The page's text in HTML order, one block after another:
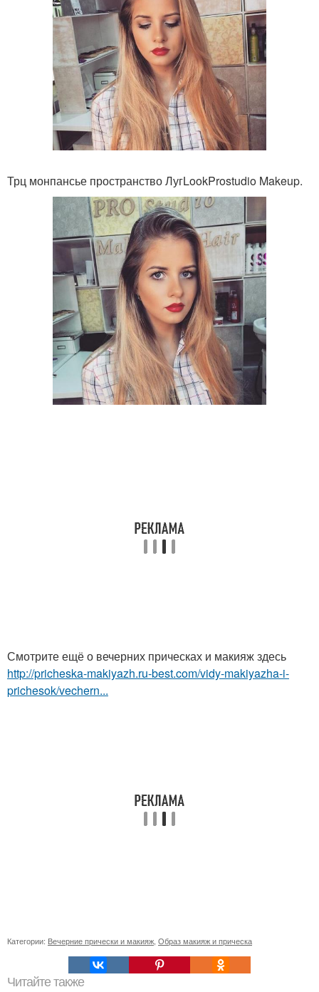
Трц монпансье пространство ЛугLookProstudio Makeup.
Смотрите ещё о вечерних прическах и макияж здесь
http://pricheska-makiyazh.ru-best.com/vidy-makiyazha-i-
prichesok/vechern...
Категории: Вечерние прически и макияж Образ макияж и прическа
Читайте также